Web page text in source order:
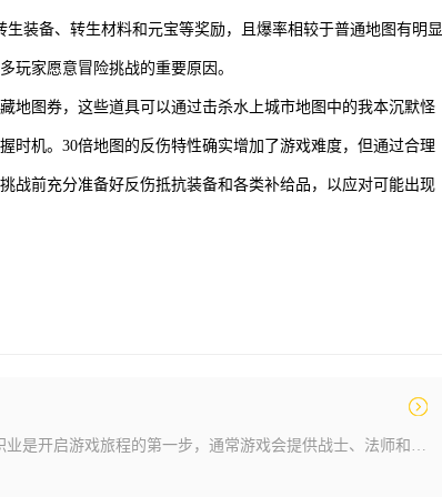
装备、转生材料和元宝等奖励，且爆率相较于普通地图有明显
玩家愿意冒险挑战的重要原因。
地图券，这些道具可以通过击杀水上城市地图中的我本沉默怪
时机。30倍地图的反伤特性确实增加了游戏难度，但通过合理
战前充分准备好反伤抵抗装备和各类补给品，以应对可能出现
在传奇类游戏中选择适合自己的职业是开启游戏旅程的第一步，通常游戏会提供战士、法师和道士三种经典职业供玩家选择。每个职业都有独特的定位和特点，战士以近战物理攻击为主